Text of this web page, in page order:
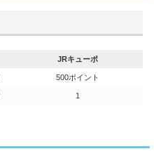
JRキューポ
500ポイント
1